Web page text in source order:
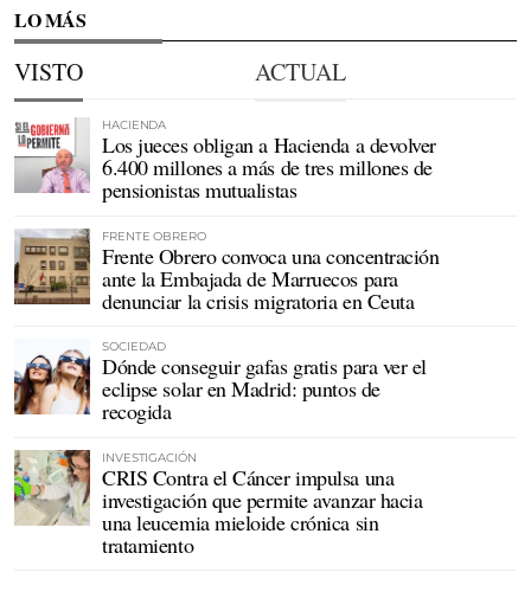
LO MÁS
VISTO ACTUAL
HACIENDA
Los jueces obligan a Hacienda a devolver
6.400 millones a más de tres millones de
pensionistas mutualistas
FRENTE OBRERO
Frente Obrero convoca una concentración
ante la Embajada de Marruecos para
denunciar la crisis migratoria en Ceuta
SOCIEDAD
Dónde conseguir gafas gratis para ver el
eclipse solar en Madrid: puntos de
recogida
INVESTIGACIÓN
CRIS Contra el Cáncer impulsa una
investigación que permite avanzar hacia
una leucemia mieloide crónica sin
tratamiento